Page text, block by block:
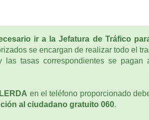
ir a la Jefatura de Tráfico
se encargan de realizar todo el
tasas correspondientes se pagan
en el teléfono proporcionado
al ciudadano gratuito 060.